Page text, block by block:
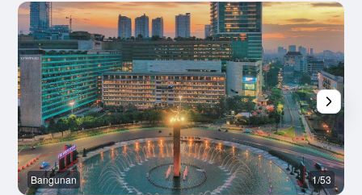
Bangunan 1/53